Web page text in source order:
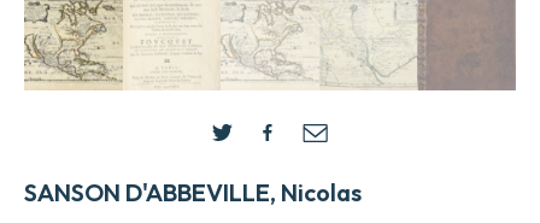
SANSON D'ABBEVILLE, Nicolas